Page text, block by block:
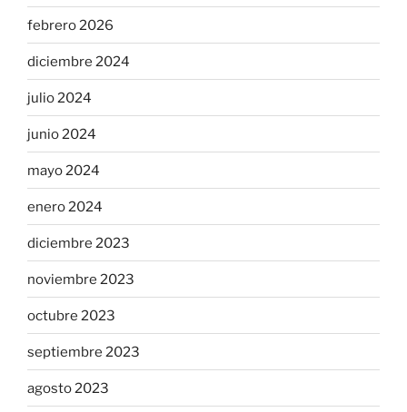
febrero 2026
diciembre 2024
julio 2024
junio 2024
mayo 2024
enero 2024
diciembre 2023
noviembre 2023
octubre 2023
septiembre 2023
agosto 2023